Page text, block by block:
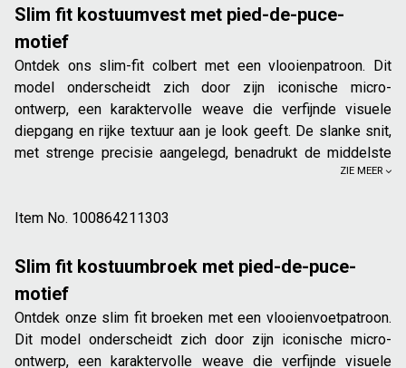
Aantrekband achteraan voor een gepersonaliseerde
pasvorm
Hoofdmateriaal: 64% polyester
Dit gilet is de elegante finishing touch voor een chique
outfit. Draag hem met een bijpassend vest (1008642) en
kostuumbroek (1008643) voor een onberispelijke
driedelige look tijdens een ceremonie, of een belangrijk
evenement. Voor een meer relaxte, maar nog altijd chique
Slim fit kostuumvest met pied-de-puce-
motief
Ontdek ons slim-fit colbert met een vlooienpatroon. Dit
model onderscheidt zich door zijn iconische micro-
ontwerp, een karaktervolle weave die verfijnde visuele
diepgang en rijke textuur aan je look geeft. De slanke snit,
met strenge precisie aangelegd, benadrukt de middelste
behuizing voor een uitgesproken moderne en dynamische
Ingekeepte reverskraag
Fantasie pied-de-puce-micromotief
Sluiting met 2 knopen
2 zakken met klep vooraan
Een gepaspelde borstzak
ZIE MEER
Item No. 100864211303
Slim fit kostuumbroek met pied-de-puce-
motief
Ontdek onze slim fit broeken met een vlooienvoetpatroon.
Dit model onderscheidt zich door zijn iconische micro-
ontwerp, een karaktervolle weave die verfijnde visuele